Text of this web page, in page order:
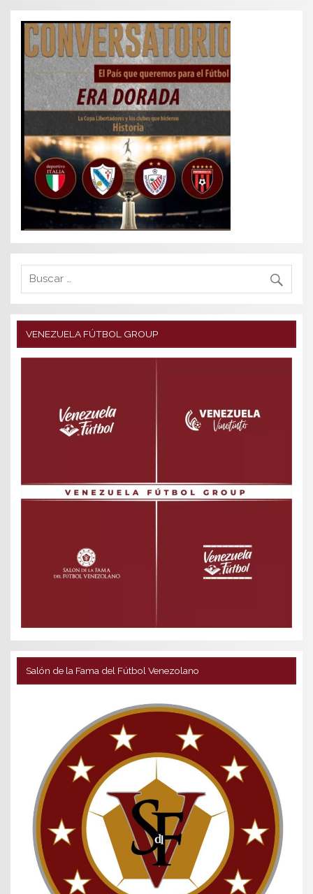
VENEZUELA FÚTBOL GROUP
Salón de la Fama del Fútbol Venezolano